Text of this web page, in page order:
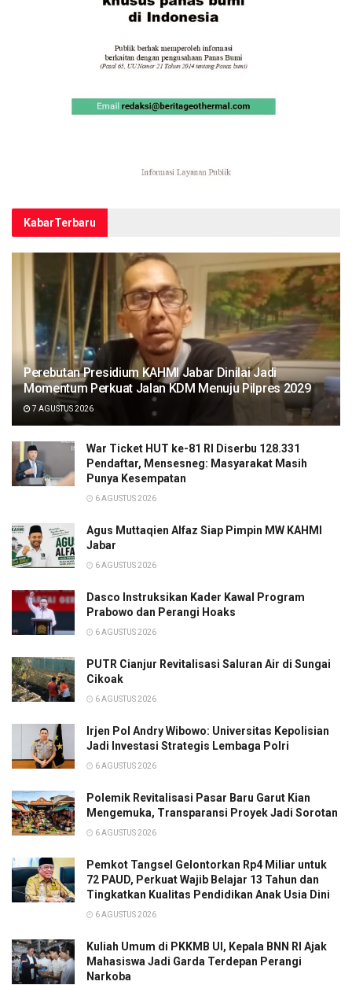
KabarTerbaru
Perebutan Presidium KAHMI Jabar Dinilai Jadi
Momentum Perkuat Jalan KDM Menuju Pilpres 2029
7 AGUSTUS 2026
War Ticket HUT ke-81 RI Diserbu 128.331
Pendaftar, Mensesneg: Masyarakat Masih
Punya Kesempatan
6 AGUSTUS 2026
Agus Muttaqien Alfaz Siap Pimpin MW KAHMI
Jabar
6 AGUSTUS 2026
Dasco Instruksikan Kader Kawal Program
Prabowo dan Perangi Hoaks
6 AGUSTUS 2026
PUTR Cianjur Revitalisasi Saluran Air di Sungai
Cikoak
6 AGUSTUS 2026
Irjen Pol Andry Wibowo: Universitas Kepolisian
Jadi Investasi Strategis Lembaga Polri
6 AGUSTUS 2026
Polemik Revitalisasi Pasar Baru Garut Kian
Mengemuka, Transparansi Proyek Jadi Sorotan
6 AGUSTUS 2026
Pemkot Tangsel Gelontorkan Rp4 Miliar untuk
72 PAUD, Perkuat Wajib Belajar 13 Tahun dan
Tingkatkan Kualitas Pendidikan Anak Usia Dini
6 AGUSTUS 2026
Kuliah Umum di PKKMB UI, Kepala BNN RI Ajak
Mahasiswa Jadi Garda Terdepan Perangi
Narkoba